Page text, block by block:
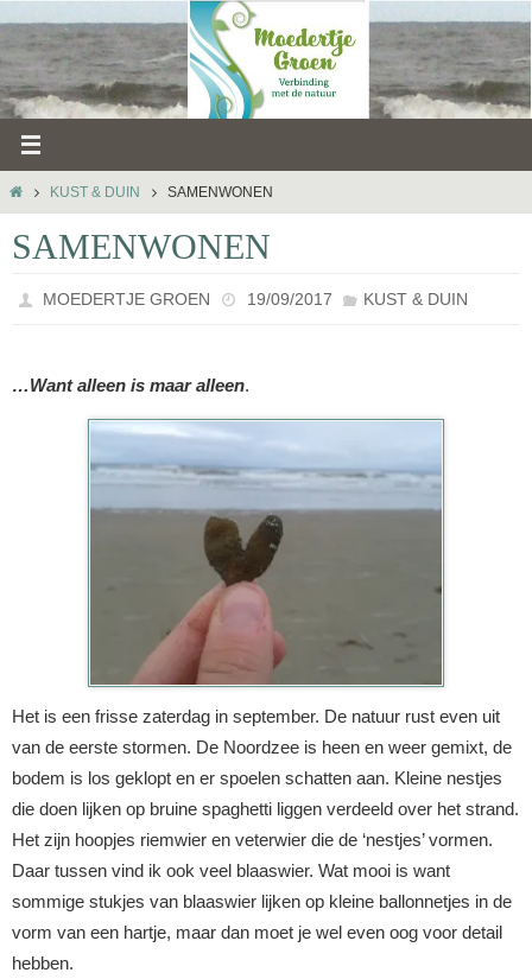
naar
inhoud
HOMEKUST & DUIN SAMENWONEN
SAMENWONEN
MOEDERTJE GROEN 19/09/2017 KUST & DUIN
…Want alleen is maar alleen.
Het is een frisse zaterdag in september. De natuur rust even uit
van de eerste stormen. De Noordzee is heen en weer gemixt, de
bodem is los geklopt en er spoelen schatten aan. Kleine nestjes
die doen lijken op bruine spaghetti liggen verdeeld over het strand.
Het zijn hoopjes riemwier en veterwier die de ‘nestjes’ vormen.
Daar tussen vind ik ook veel blaaswier. Wat mooi is want
sommige stukjes van blaaswier lijken op kleine ballonnetjes in de
vorm van een hartje, maar dan moet je wel even oog voor detail
hebben.